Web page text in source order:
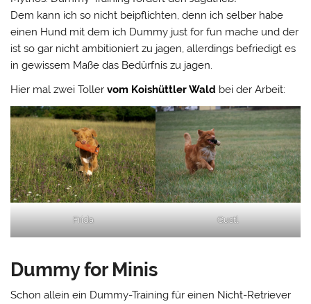
Dem kann ich so nicht beipflichten, denn ich selber habe
einen Hund mit dem ich Dummy just for fun mache und der
ist so gar nicht ambitioniert zu jagen, allerdings befriedigt es
in gewissem Maße das Bedürfnis zu jagen.
Hier mal zwei Tollervom Koishüttler Wald bei der Arbeit:
Frida Gustl
Dummy for Minis
Schon allein ein Dummy-Training für einen Nicht-Retriever